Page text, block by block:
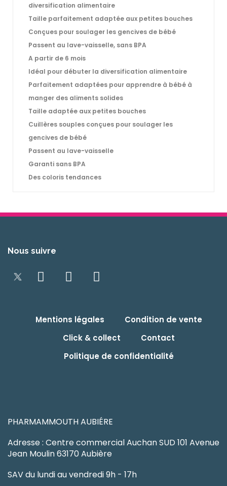
diversification alimentaire
Taille parfaitement adaptée aux petites bouches
Conçues pour soulager les gencives de bébé
Passent au lave-vaisselle, sans BPA
A partir de 6 mois
Idéal pour débuter la diversification alimentaire
Parfaitement adaptées pour apprendre à bébé à
manger des aliments solides
Taille adaptée aux petites bouches
Cuillères souples conçues pour soulager les
gencives de bébé
Passent au lave-vaisselle
Garanti sans BPA
Des coloris tendances
Nous suivre
Mentions légales
Condition de vente
Click & collect
Contact
Politique de confidentialité
PHARMAMMOUTH AUBIÉRE
Adresse : Centre commercial Auchan SUD 101 Avenue
Jean Moulin 63170 Aubière
SAV du lundi au vendredi 9h - 17h